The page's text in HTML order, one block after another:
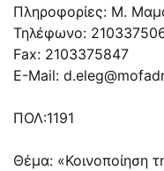
Πληροφορίες: Μ.
Τηλέφωνο:
Fax: 2103375847
E-Mail:
ΠΟΛ:1191
Θέμα: «Κοινοποίηση